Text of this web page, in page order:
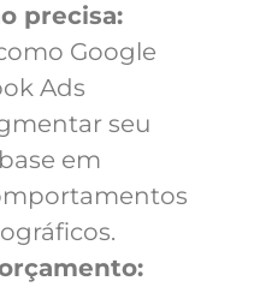
precisa:
Google
Ads
seu
em